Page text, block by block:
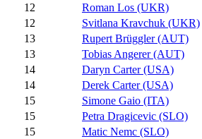
12
Roman Los (UKR)
12
Svitlana Kravchuk (UKR)
13
Rupert Brüggler (AUT)
13
Tobias Angerer (AUT)
14
Daryn Carter (USA)
14
Derek Carter (USA)
15
Simone Gaio (ITA)
15
Petra Dragicevic (SLO)
15
Matic Nemc (SLO)